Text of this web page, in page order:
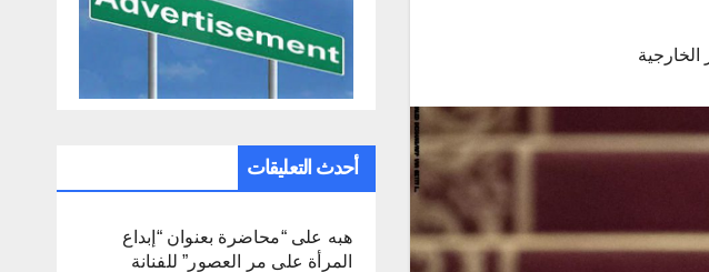
الخارجية
أحدث التعليقات
هبه على“محاضرة بعنوان “إبداع
المرأة على مر العصور” للفنانة